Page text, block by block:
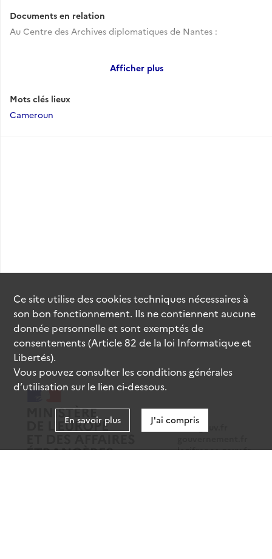
Documents en relation
Au Centre des Archives diplomatiques de Nantes :
- Yaoundé (ambassade). 491 articles, (1908) 1960-1987.
Aux Archives nationales du Cameroun :
- Série des Affaires politiques africaines (APA)
Afficher plus
Mots clés lieux
Cameroun
data.gouv.fr
legifrance.gouv.fr
Ce site utilise descookiestechniques nécessaires à
son bon fonctionnement. Ils ne contiennent aucune
donnée personnelle et sont exemptés de
consentements (Article 82 de la loi Informatique et
Libertés).
Vous pouvez consulter les conditions générales
d’utilisation sur le lien ci-dessous.
En savoir plus J'ai compris